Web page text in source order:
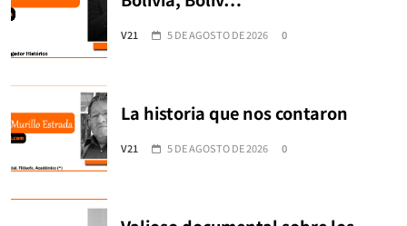
V21 5 DE AGOSTO DE 2026 0
La historia que nos contaron
V21 5 DE AGOSTO DE 2026 0